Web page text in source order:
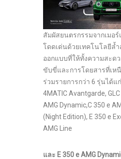
สัมผัสยนตรกรรมจากเมอร์
โดดเด่นด้วยเทคโนโลยีล้
ออกแบบที่ให้ทั้งความสะด
ขับขี่และการโดยสารที่เห
ร่วมรายการกว่า 6 รุ่นได้แก่
4MATIC Avantgarde,
AMG Dynamic,C 350 e
(Night Edition), E 350 e
AMG Line
และ E 350 e AMG